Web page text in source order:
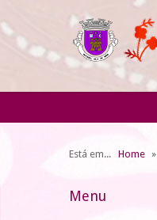
Está em... Home
Menu